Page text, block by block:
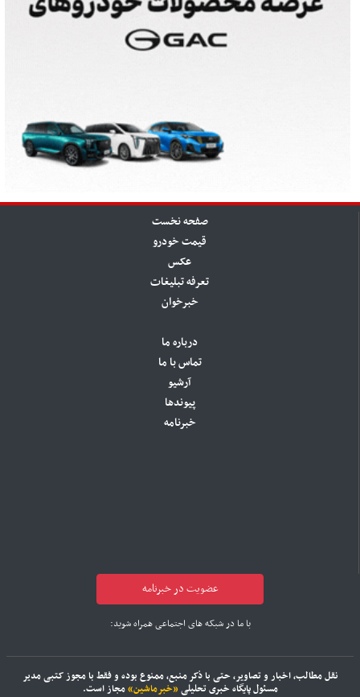
صفحه نخست
قیمت خودرو
عکس
تعرفه تبلیغات
خبرخوان
درباره ما
تماس با ما
آرشیو
پیوندها
خبرنامه
عضویت در خبرنامه
با ما در شبکه های اجتماعی همراه شوید:
نقل مطالب، اخبار و تصاویر، حتی با ذکر منبع، ممنوع بوده و فقط با مجوز کتبی مدیر
مسئول پایگاه خبری تحلیلی «خبرماشین»مجاز است.